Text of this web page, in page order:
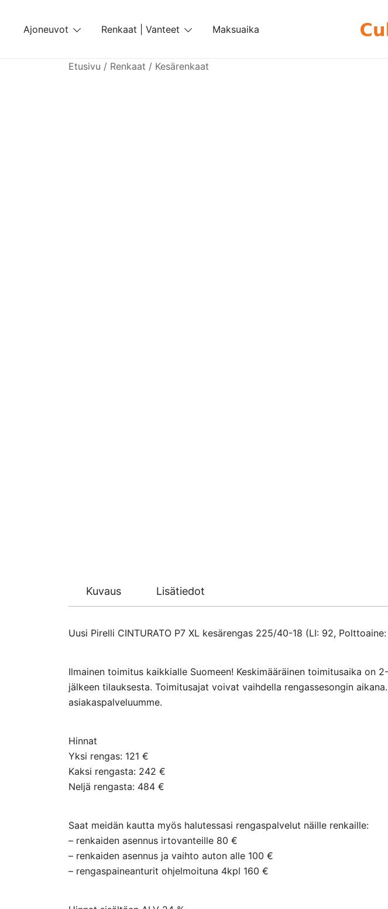
content
Ajoneuvot Renkaat | Vanteet Maksuaika
Etusivu / Renkaat / Kesärenkaat
Kuvaus Lisätiedot
Uusi Pirelli CINTURATO P7 XL kesärengas 225/40-18 (LI: 92,
Ilmainen toimitus kaikkialle Suomeen! Keskimääräinen toimitusaika
jälkeen tilauksesta. Toimitusajat voivat vaihdella rengassesongin
asiakaspalveluumme.
Hinnat
Yksi rengas: 121 €
Kaksi rengasta: 242 €
Neljä rengasta: 484 €
Saat meidän kautta myös halutessasi rengaspalvelut näille renkaille:
– renkaiden asennus irtovanteille 80 €
– renkaiden asennus ja vaihto auton alle 100 €
– rengaspaineanturit ohjelmoituna 4kpl 160 €